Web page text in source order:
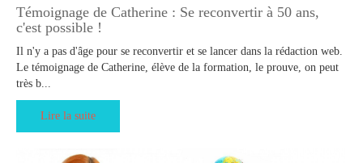
Témoignage de Catherine : Se reconvertir à 50 ans,
c'est possible !
Il n'y a pas d'âge pour se reconvertir et se lancer dans la rédaction web.
Le témoignage de Catherine, élève de la formation, le prouve, on peut
très b...
Lire la suite